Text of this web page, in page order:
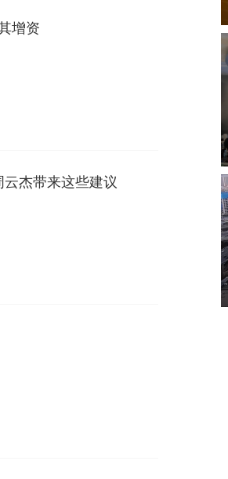
增资
杰带来这些建议